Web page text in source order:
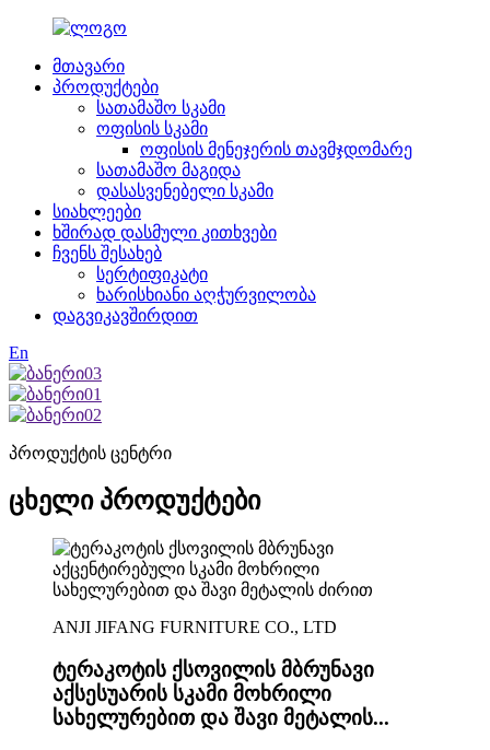
მთავარი
პროდუქტები
სათამაშო სკამი
ოფისის სკამი
ოფისის მენეჯერის თავმჯდომარე
სათამაშო მაგიდა
დასასვენებელი სკამი
სიახლეები
ხშირად დასმული კითხვები
ჩვენს შესახებ
სერტიფიკატი
ხარისხიანი აღჭურვილობა
დაგვიკავშირდით
En
პროდუქტის ცენტრი
ცხელი პროდუქტები
ANJI JIFANG FURNITURE CO., LTD
ტერაკოტის ქსოვილის მბრუნავი
აქსესუარის სკამი მოხრილი
სახელურებით და შავი მეტალის...